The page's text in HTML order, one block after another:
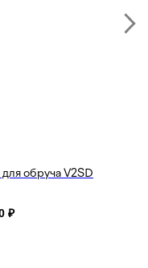
обруча V2SD
₽